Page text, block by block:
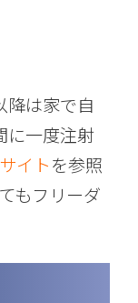
降は家で自
に一度注射
イトを参照
もフリーダ